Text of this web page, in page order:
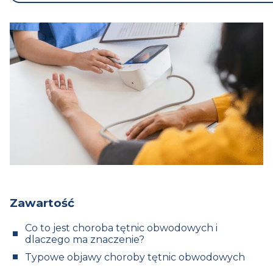
Zawartość
Co to jest choroba tętnic obwodowych i
dlaczego ma znaczenie?
Typowe objawy choroby tętnic obwodowych